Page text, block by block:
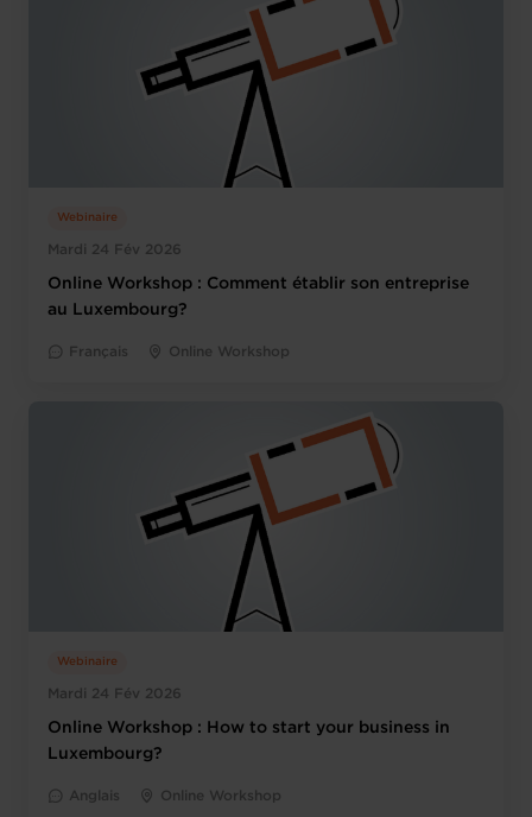
Mardi 24 Fév 2026
Webinaire
Online Workshop : Comment établir son entreprise
au Luxembourg?
Français Online Workshop
Mardi 24 Fév 2026
Webinaire
Online Workshop : How to start your business in
Luxembourg?
Anglais Online Workshop